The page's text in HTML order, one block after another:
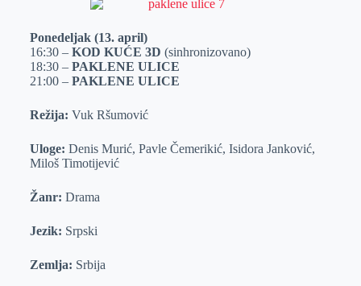
Ponedeljak (13. april)
16:30 – KOD KUĆE 3D (sinhronizovano)
18:30 – PAKLENE ULICE
21:00 – PAKLENE ULICE
Režija: Vuk Ršumović
Uloge: Denis Murić, Pavle Čemerikić, Isidora Janković,
Miloš Timotijević
Žanr: Drama
Jezik: Srpski
Zemlja: Srbija